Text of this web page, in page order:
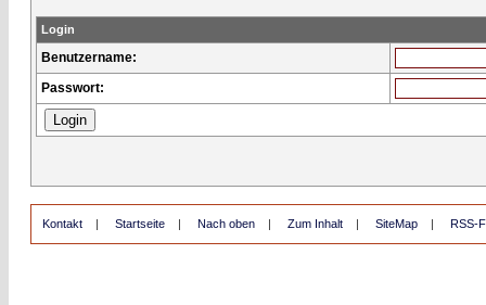
Login
Benutzername:
Passwort:
Kontakt | Startseite | Nach oben | Zum Inhalt | SiteMap | RSS-